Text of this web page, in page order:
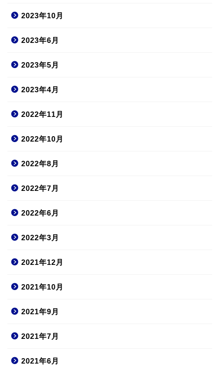
2023年10月
2023年6月
2023年5月
2023年4月
2022年11月
2022年10月
2022年8月
2022年7月
2022年6月
2022年3月
2021年12月
2021年10月
2021年9月
2021年7月
2021年6月